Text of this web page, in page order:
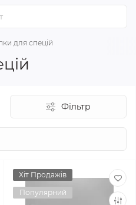
для спецій
Фільтр
Хіт Продажів
Популярний